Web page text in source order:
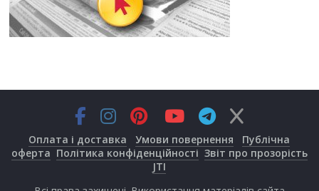
Оплата і доставка Умови повернення
Публічна
оферта Політика конфіденційності Звіт про прозорість
JTI